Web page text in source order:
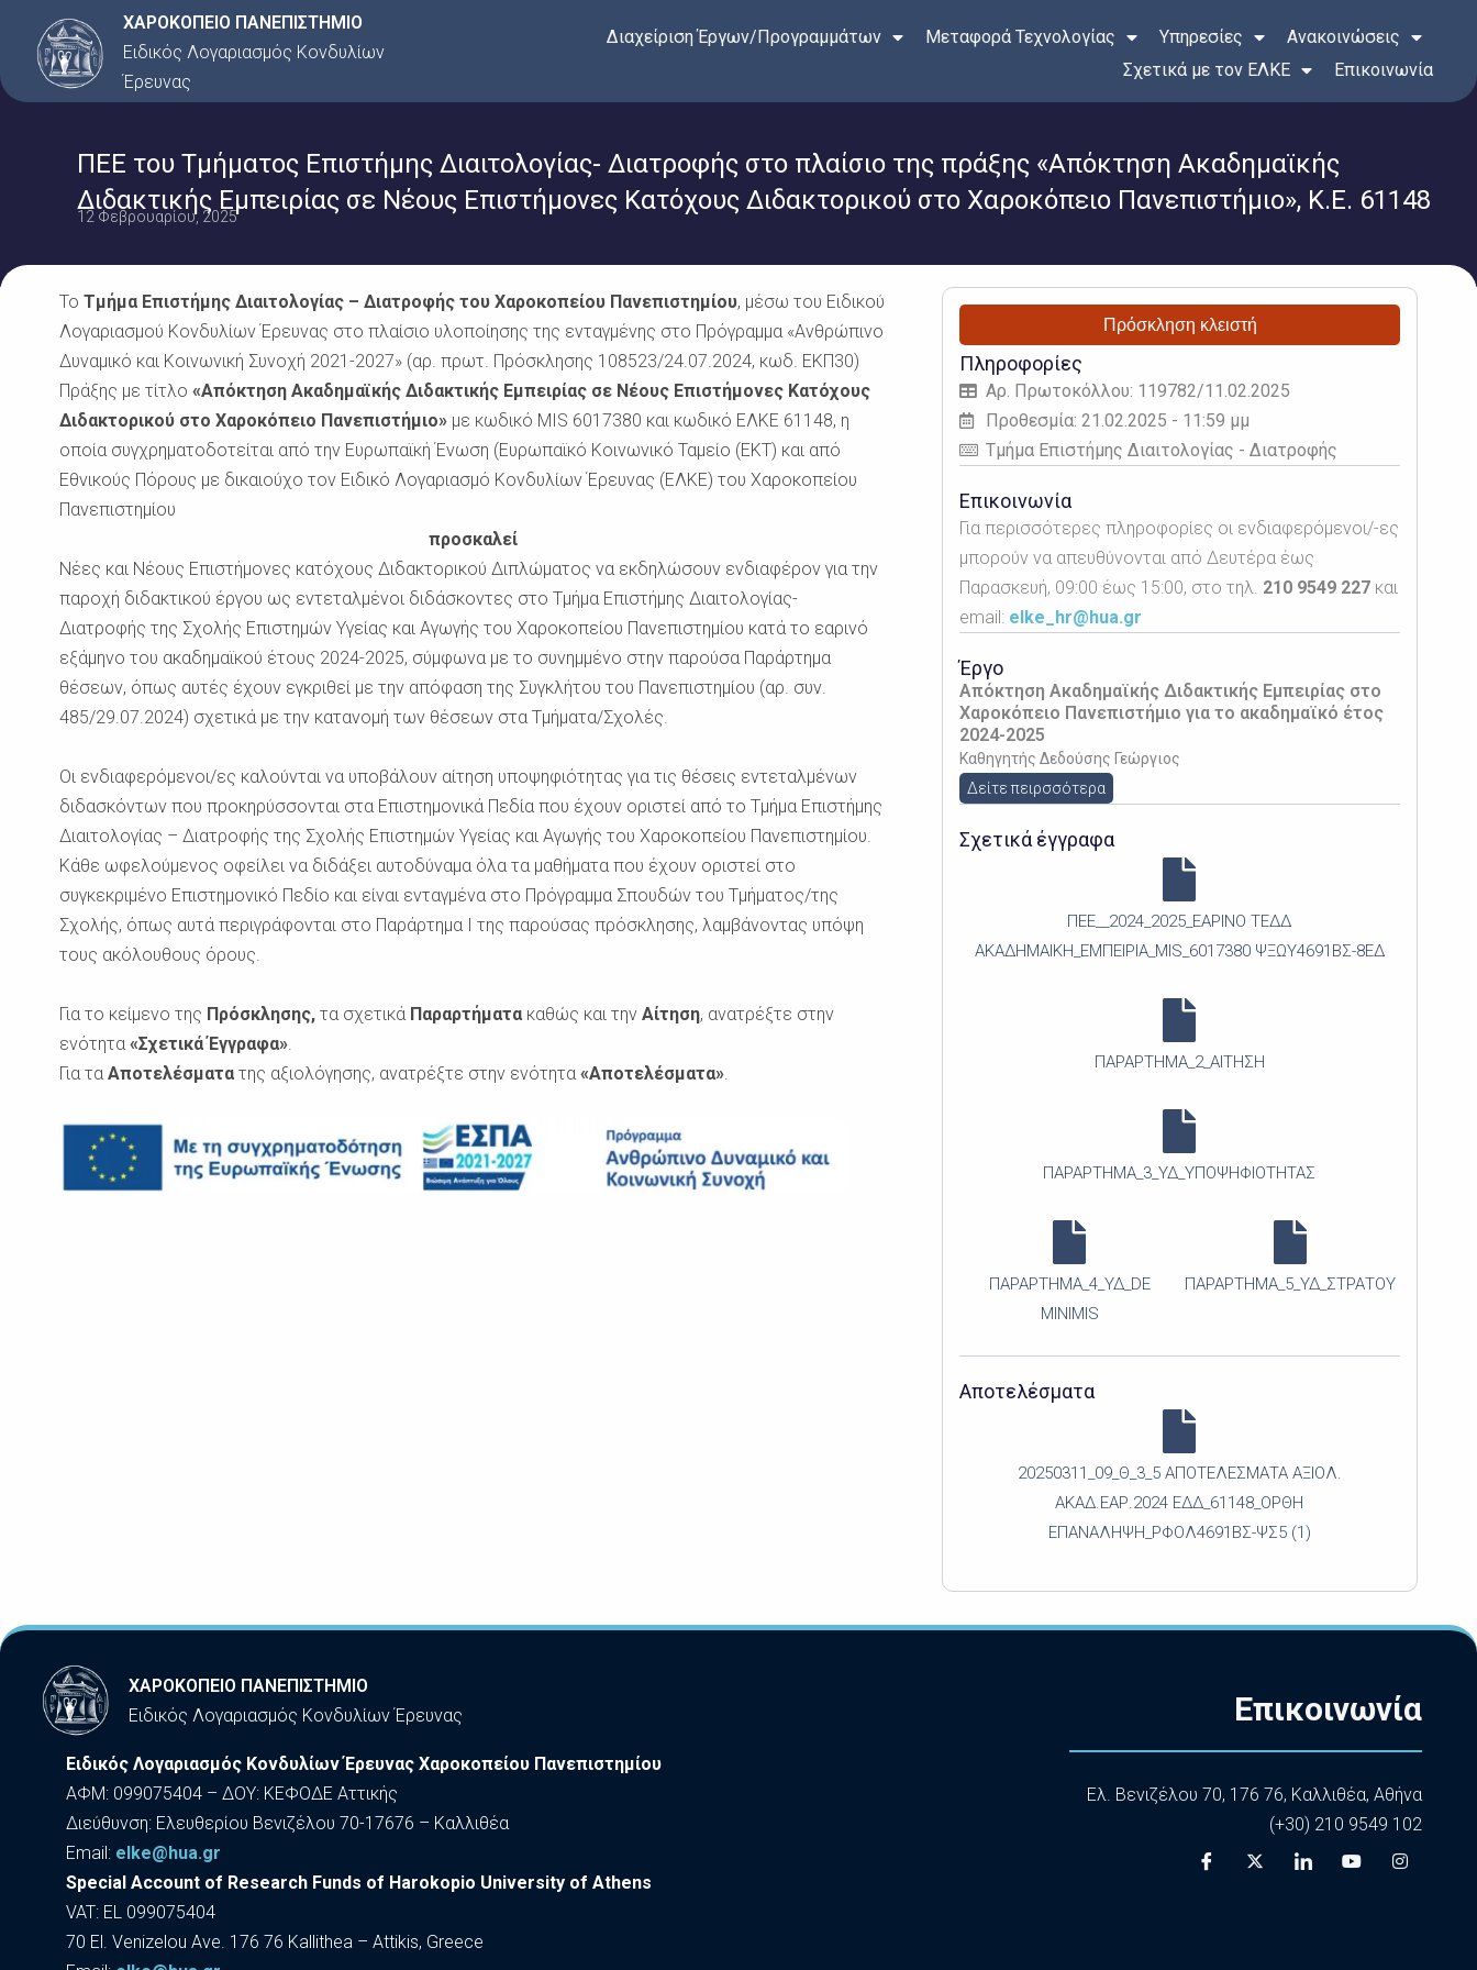
Μετάβαση
περιεχόμενο
ΧΑΡΟΚΟΠΕΙΟ ΠΑΝΕΠΙΣΤΗΜΙΟ
Ειδικός Λογαριασμός Κονδυλίων
Έρευνας
Διαχείριση Έργων/Προγραμμάτων Μεταφορά Τεχνολογίας Υπηρεσίες
Ανακοινώσεις
Σχετικά με τον ΕΛΚΕ
Επικοινωνία
ΠΕΕ του Τμήματος Επιστήμης Διαιτολογίας- Διατροφής στο πλαίσιο της πράξης «Απόκτηση Ακαδημαϊκής
Διδακτικής Εμπειρίας σε Νέους Επιστήμονες Κατόχους Διδακτορικού στο Χαροκόπειο Πανεπιστήμιο», Κ.Ε. 61148
12 Φεβρουαρίου, 2025
Το Τμήμα Επιστήμης Διαιτολογίας – Διατροφής του Χαροκοπείου Πανεπιστημίου, μέσω του Ειδικού
Λογαριασμού Κονδυλίων Έρευνας στο πλαίσιο υλοποίησης της ενταγμένης στο Πρόγραμμα «Ανθρώπινο
Δυναμικό και Κοινωνική Συνοχή 2021-2027» (αρ. πρωτ. Πρόσκλησης 108523/24.07.2024, κωδ. ΕΚΠ30)
Πράξης με τίτλο «Απόκτηση Ακαδημαϊκής Διδακτικής Εμπειρίας σε Νέους Επιστήμονες Κατόχους
Διδακτορικού στο Χαροκόπειο Πανεπιστήμιο» με κωδικό MIS 6017380 και κωδικό ΕΛΚΕ 61148, η
οποία συγχρηματοδοτείται από την Ευρωπαϊκή Ένωση (Ευρωπαϊκό Κοινωνικό Ταμείο (ΕΚΤ) και από
Εθνικούς Πόρους με δικαιούχο τον Ειδικό Λογαριασμό Κονδυλίων Έρευνας (ΕΛΚΕ) του Χαροκοπείου
Πανεπιστημίου
προσκαλεί
Νέες και Νέους Επιστήμονες κατόχους Διδακτορικού Διπλώματος να εκδηλώσουν ενδιαφέρον για την
παροχή διδακτικού έργου ως εντεταλμένοι διδάσκοντες στο Τμήμα Επιστήμης Διαιτολογίας-
Διατροφής της Σχολής Επιστημών Υγείας και Αγωγής του Χαροκοπείου Πανεπιστημίου κατά το εαρινό
εξάμηνο του ακαδημαϊκού έτους 2024-2025, σύμφωνα με το συνημμένο στην παρούσα Παράρτημα
θέσεων, όπως αυτές έχουν εγκριθεί με την απόφαση της Συγκλήτου του Πανεπιστημίου (αρ. συν.
485/29.07.2024) σχετικά με την κατανομή των θέσεων στα Τμήματα/Σχολές.
Οι ενδιαφερόμενοι/ες καλούνται να υποβάλουν αίτηση υποψηφιότητας για τις θέσεις εντεταλμένων
διδασκόντων που προκηρύσσονται στα Επιστημονικά Πεδία που έχουν οριστεί από το Τμήμα Επιστήμης
Διαιτολογίας – Διατροφής της Σχολής Επιστημών Υγείας και Αγωγής του Χαροκοπείου Πανεπιστημίου.
Κάθε ωφελούμενος οφείλει να διδάξει αυτοδύναμα όλα τα μαθήματα που έχουν οριστεί στο
συγκεκριμένο Επιστημονικό Πεδίο και είναι ενταγμένα στο Πρόγραμμα Σπουδών του Τμήματος/της
Σχολής, όπως αυτά περιγράφονται στο Παράρτημα Ι της παρούσας πρόσκλησης, λαμβάνοντας υπόψη
τους ακόλουθους όρους.
Για το κείμενο της Πρόσκλησης,τα σχετικά Παραρτήματα καθώς και τηνΑίτηση, ανατρέξτε στην
ενότητα«Σχετικά Έγγραφα».
Για ταΑποτελέσματατης αξιολόγησης, ανατρέξτε στην ενότητα«Αποτελέσματα».
Πρόσκληση κλειστή
Πληροφορίες
Αρ. Πρωτοκόλλου: 119782/11.02.2025
Προθεσμία: 21.02.2025 - 11:59 μμ
Τμήμα Επιστήμης Διαιτολογίας - Διατροφής
Επικοινωνία
Για περισσότερες πληροφορίες οι ενδιαφερόμενοι/-ες
μπορούν να απευθύνονται από Δευτέρα έως
Παρασκευή, 09:00 έως 15:00, στο τηλ. 210 9549 227 και
email: elke_hr@hua.gr
Έργο
Απόκτηση Ακαδημαϊκής Διδακτικής Εμπειρίας στο
Χαροκόπειο Πανεπιστήμιο για το ακαδημαϊκό έτος
2024-2025
Καθηγητής Δεδούσης Γεώργιος
Δείτε πειρσσότερα
Σχετικά έγγραφα
ΠΕΕ__2024_2025_ΕΑΡΙΝΟ ΤΕΔΔ
ΑΚΑΔΗΜΑΙΚΗ_ΕΜΠΕΙΡΙΑ_MIS_6017380 ΨΞΩΥ4691ΒΣ-8ΕΔ
ΠΑΡΑΡΤΗΜΑ_2_ΑΙΤΗΣΗ
ΠΑΡΑΡΤΗΜΑ_3_ΥΔ_ΥΠΟΨΗΦΙΟΤΗΤΑΣ
ΠΑΡΑΡΤΗΜΑ_4_ΥΔ_DE
MINIMIS
ΠΑΡΑΡΤΗΜΑ_5_ΥΔ_ΣΤΡΑΤΟΥ
Αποτελέσματα
20250311_09_Θ_3_5 ΑΠΟΤΕΛΕΣΜΑΤΑ ΑΞΙΟΛ.
ΑΚΑΔ.ΕΑΡ.2024 ΕΔΔ_61148_ΟΡΘΗ
ΕΠΑΝΑΛΗΨΗ_ΡΦΟΛ4691ΒΣ-ΨΣ5 (1)
ΧΑΡΟΚΟΠΕΙΟ ΠΑΝΕΠΙΣΤΗΜΙΟ
Ειδικός Λογαριασμός Κονδυλίων Έρευνας
Ειδικός Λογαριασμός Κονδυλίων Έρευνας Χαροκοπείου Πανεπιστημίου
ΑΦΜ: 099075404 – ΔΟΥ: ΚΕΦΟΔΕ Αττικής
Διεύθυνση: Ελευθερίου Βενιζέλου 70-17676 – Καλλιθέα
Εmail: elke@hua.gr
Special Account of Research Funds of Harokopio University of Athens
VAT: EL 099075404
70 El. Venizelou Ave. 176 76 Kallithea – Attikis, Greece
Επικοινωνία
Ελ. Βενιζέλου 70, 176 76, Καλλιθέα, Αθήνα
(+30) 210 9549 102